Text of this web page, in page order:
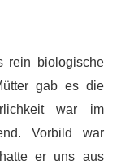
rein biologische
gab es die
war im
Vorbild war
er uns aus